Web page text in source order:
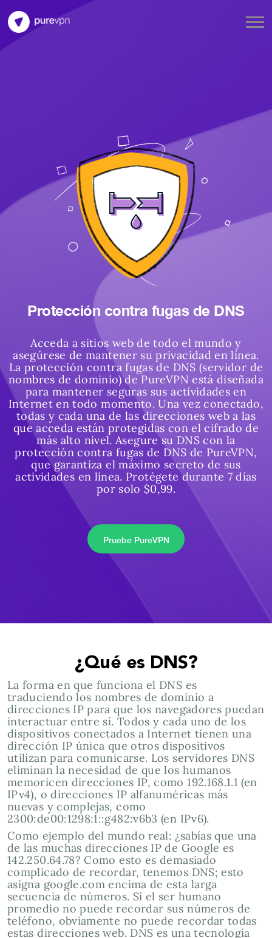
Protección contra fugas de DNS
Acceda a sitios web de todo el mundo y
asegúrese de mantener su privacidad en línea.
La protección contra fugas de DNS (servidor de
nombres de dominio) de PureVPN está diseñada
para mantener seguras sus actividades en
Internet en todo momento. Una vez conectado,
todas y cada una de las direcciones web a las
que acceda están protegidas con el cifrado de
más alto nivel.Asegure su DNS con la
protección contra fugas de DNS de PureVPN,
que garantiza el máximo secreto de sus
actividades en línea. Protégete durante 7 días
por solo $0,99.
Pruebe PureVPN
¿Qué es DNS?
La forma en que funciona el DNS es
traduciendo los nombres de dominio a
direcciones IP para que los navegadores puedan
interactuar entre sí. Todos y cada uno de los
dispositivos conectados a Internet tienen una
dirección IP única que otros dispositivos
utilizan para comunicarse. Los servidores DNS
eliminan la necesidad de que los humanos
memoricen direcciones IP, como 192.168.1.1 (en
IPv4), o direcciones IP alfanuméricas más
nuevas y complejas, como
2300:de00:1298:1::g482:v6b3 (en IPv6).
Como ejemplo del mundo real: ¿sabías que una
de las muchas direcciones IP de Google es
142.250.64.78? Como esto es demasiado
complicado de recordar, tenemos DNS; esto
asigna google.com encima de esta larga
secuencia de números. Si el ser humano
promedio no puede recordar sus números de
teléfono, obviamente no puede recordar todas
estas direcciones web. DNS es una tecnología